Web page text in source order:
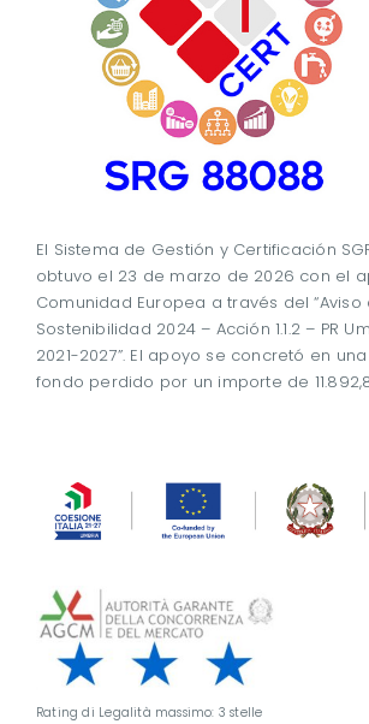
El Sistema de Gestión y Certificación
obtuvo el 23 de marzo de 2026 con el
Comunidad Europea a través del “Aviso
Sostenibilidad 2024 – Acción 1.1.2 – PR
2021-2027”. El apoyo se concretó en
fondo perdido por un importe de
Rating di Legalità massimo: 3 stelle